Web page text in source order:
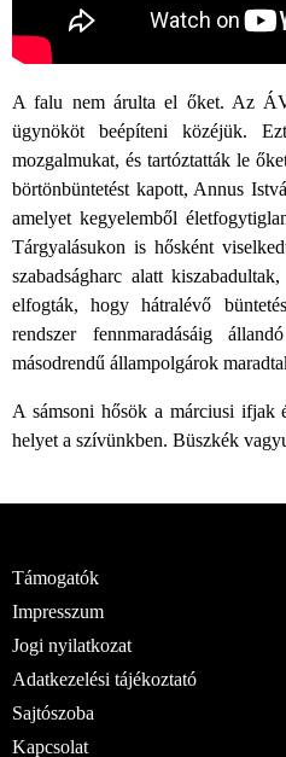
A falu nem árulta el őket. Az
ügynököt beépíteni közéjük.
mozgalmukat, és tartóztatták le
börtönbüntetést kapott, Annus
amelyet kegyelemből
Tárgyalásukon is hősként
szabadságharc alatt
elfogták, hogy hátralévő
rendszer fennmaradásáig
másodrendű állampolgárok
A sámsoni hősök a márciusi ifjak
helyet a szívünkben. Büszkék
Támogatók
Impresszum
Jogi nyilatkozat
Adatkezelési tájékoztató
Sajtószoba
Kapcsolat